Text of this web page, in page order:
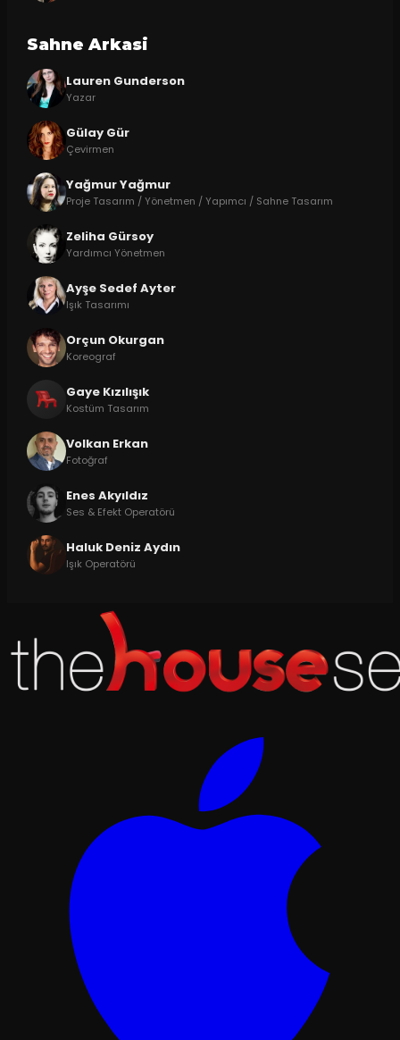
Sahne Arkasi
Lauren Gunderson
Yazar
Gülay Gür
Çevirmen
Yağmur Yağmur
Proje Tasarım / Yönetmen / Yapımcı / Sahne Tasarım
Zeliha Gürsoy
Yardımcı Yönetmen
Ayşe Sedef Ayter
Işık Tasarımı
Orçun Okurgan
Koreograf
Gaye Kızılışık
Kostüm Tasarım
Volkan Erkan
Fotoğraf
Enes Akyıldız
Ses & Efekt Operatörü
Haluk Deniz Aydın
Işık Operatörü